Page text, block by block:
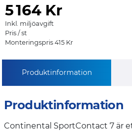
5164 Kr
Inkl. miljöavgift
Pris / st
Monteringspris 415 Kr
Produktinformation
Produktinformation
Continental SportContact 7 är